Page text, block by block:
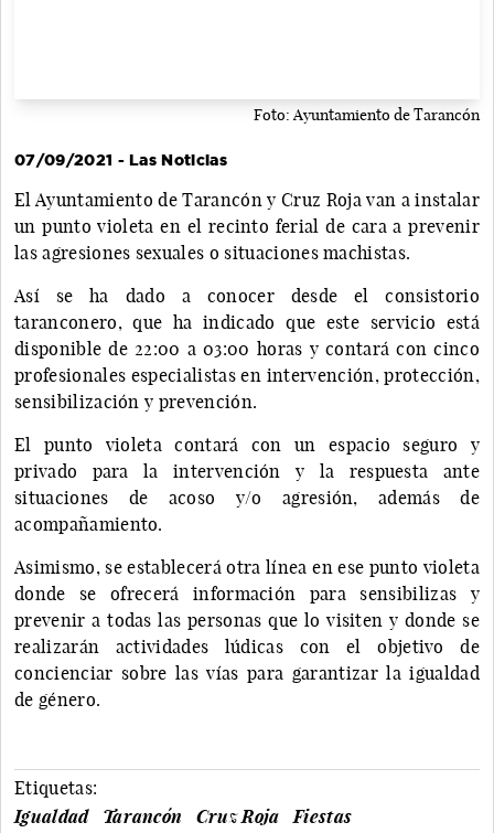
Foto: Ayuntamiento de Tarancón
07/09/2021 - Las Noticias
El Ayuntamiento de Tarancón y Cruz Roja van a instalar
un punto violeta en el recinto ferial de cara a prevenir
las agresiones sexuales o situaciones machistas.
Así se ha dado a conocer desde el consistorio
taranconero, que ha indicado que este servicio está
disponible de 22:00 a 03:00 horas y contará con cinco
profesionales especialistas en intervención, protección,
sensibilización y prevención.
El punto violeta contará con un espacio seguro y
privado para la intervención y la respuesta ante
situaciones de acoso y/o agresión, además de
acompañamiento.
Asimismo, se establecerá otra línea en ese punto violeta
donde se ofrecerá información para sensibilizas y
prevenir a todas las personas que lo visiten y donde se
realizarán actividades lúdicas con el objetivo de
concienciar sobre las vías para garantizar la igualdad
de género.
Etiquetas:
Igualdad
Tarancón Cruz Roja
Fiestas